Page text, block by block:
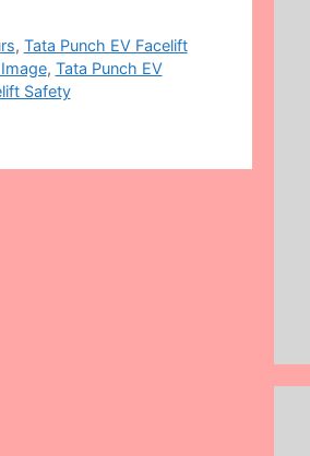
, Tata Punch EV Facelift
, Tata Punch EV
Safety